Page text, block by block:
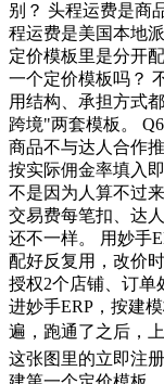
别？ 头程运费是商
程运费是美国本地
定价模板里是分开
一个定价模板吗？
用结构、承担方式
跨境"两套模板。
商品不与达人合作
按实际佣金率填入
不是因为人算不过
交易费每笔扣、达
还不一样。 用妙手
配好反复用，改价
授权2个店铺、订单
进妙手ERP，按建
遍，跑通了之后，
这张图里的立即注